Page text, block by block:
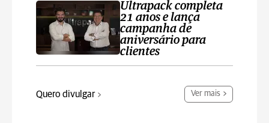
Ultrapack completa
21 anos e lança
campanha de
aniversário para
clientes
Quero divulgar Ver mais